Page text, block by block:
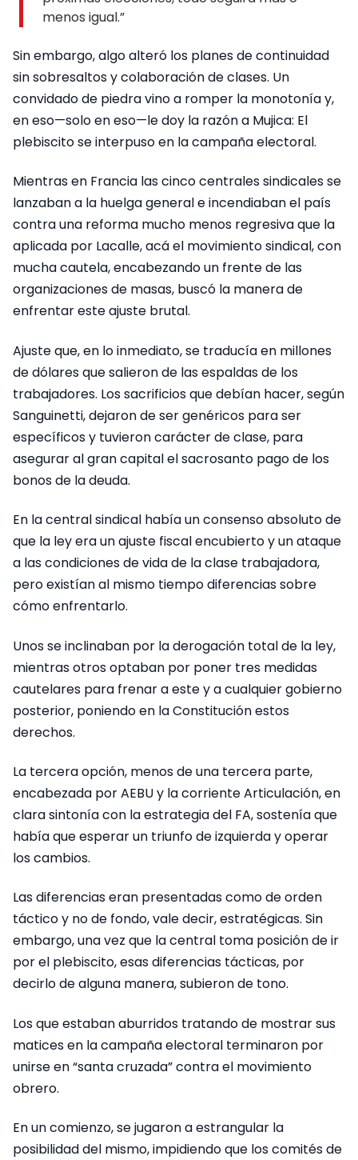
menos igual.”
Sin embargo, algo alteró los planes de continuidad
sin sobresaltos y colaboración de clases. Un
convidado de piedra vino a romper la monotonía y,
en eso—solo en eso—le doy la razón a Mujica: El
plebiscito se interpuso en la campaña electoral.
Mientras en Francia las cinco centrales sindicales se
lanzaban a la huelga general e incendiaban el país
contra una reforma mucho menos regresiva que la
aplicada por Lacalle, acá el movimiento sindical, con
mucha cautela, encabezando un frente de las
organizaciones de masas, buscó la manera de
enfrentar este ajuste brutal.
Ajuste que, en lo inmediato, se traducía en millones
de dólares que salieron de las espaldas de los
trabajadores. Los sacrificios que debían hacer, según
Sanguinetti, dejaron de ser genéricos para ser
específicos y tuvieron carácter de clase, para
asegurar al gran capital el sacrosanto pago de los
bonos de la deuda.
En la central sindical había un consenso absoluto de
que la ley era un ajuste fiscal encubierto y un ataque
a las condiciones de vida de la clase trabajadora,
pero existían al mismo tiempo diferencias sobre
cómo enfrentarlo.
Unos se inclinaban por la derogación total de la ley,
mientras otros optaban por poner tres medidas
cautelares para frenar a este y a cualquier gobierno
posterior, poniendo en la Constitución estos
derechos.
La tercera opción, menos de una tercera parte,
encabezada por AEBU y la corriente Articulación, en
clara sintonía con la estrategia del FA, sostenía que
había que esperar un triunfo de izquierda y operar
los cambios.
Las diferencias eran presentadas como de orden
táctico y no de fondo, vale decir, estratégicas. Sin
embargo, una vez que la central toma posición de ir
por el plebiscito, esas diferencias tácticas, por
decirlo de alguna manera, subieron de tono.
Los que estaban aburridos tratando de mostrar sus
matices en la campaña electoral terminaron por
unirse en “santa cruzada” contra el movimiento
obrero.
En un comienzo, se jugaron a estrangular la
posibilidad del mismo, impidiendo que los comités de